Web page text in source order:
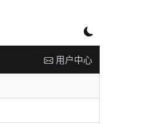
用户中心